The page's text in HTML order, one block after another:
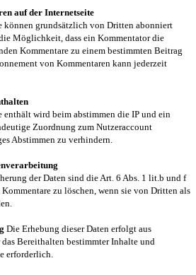
auf der Internetseite
können grundsätzlich von Dritten abonniert
Möglichkeit, dass ein Kommentator die
Kommentare zu einem bestimmten Beitrag
von Kommentaren kann jederzeit
enthält wird beim abstimmen die IP und ein
Zuordnung zum Nutzeraccount
Abstimmen zu verhindern.
der Daten sind die Art. 6 Abs. 1 lit.b und f
zu löschen, wenn sie von Dritten als
Die Erhebung dieser Daten erfolgt aus
Bereithalten bestimmter Inhalte und
erforderlich.